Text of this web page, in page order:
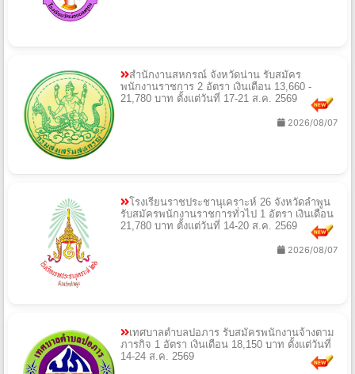
สำนักงานสหกรณ์ จังหวัดน่าน รับสมัคร
พนักงานราชการ 2 อัตรา เงินเดือน 13,660 -
21,780 บาท ตั้งแต่วันที่ 17-21 ส.ค. 2569
2026/08/07
โรงเรียนราชประชานุเคราะห์ 26 จังหวัดลำพูน
รับสมัครพนักงานราชการทั่วไป 1 อัตรา เงินเดือน
21,780 บาท ตั้งแต่วันที่ 14-20 ส.ค. 2569
2026/08/07
เทศบาลตำบลปอภาร รับสมัครพนักงานจ้างตาม
ภารกิจ 1 อัตรา เงินเดือน 18,150 บาท ตั้งแต่วันที่
14-24 ส.ค. 2569